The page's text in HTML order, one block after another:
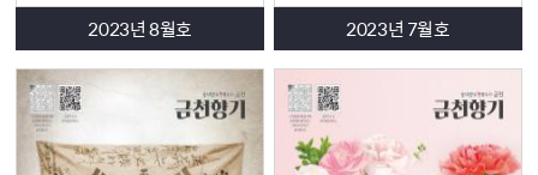
- 2026년 길 위의 인문학<공간을 읽고 삶을 짓는 미술관 건축
>
들>
-주민이 직접 기획하고 참여하는8월 어울샘 브런치 콘서트<
2023년 8월호 2023년 7월호